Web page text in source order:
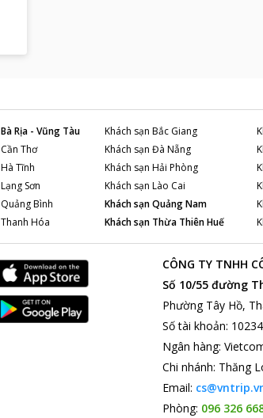
Bà Rịa - Vũng Tàu Khách sạn Bắc Giang
Cần Thơ Khách sạn Đà Nẵng
Hà Tĩnh Khách sạn Hải Phòng
Lạng Sơn Khách sạn Lào Cai
Quảng Bình Khách sạnQuảng Nam
Thanh Hóa Khách sạn Thừa Thiên Huế
CÔNG TY TNHH
Số 10/55 đường
Phường Tây Hồ,
Số tài khoản:
Ngân hàng:
Chi nhánh: Thăng
Email:
Phòng: 096 326